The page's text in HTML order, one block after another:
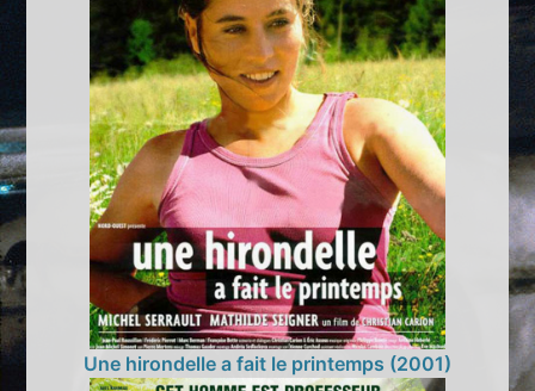
Une hirondelle a fait le printemps (2001)